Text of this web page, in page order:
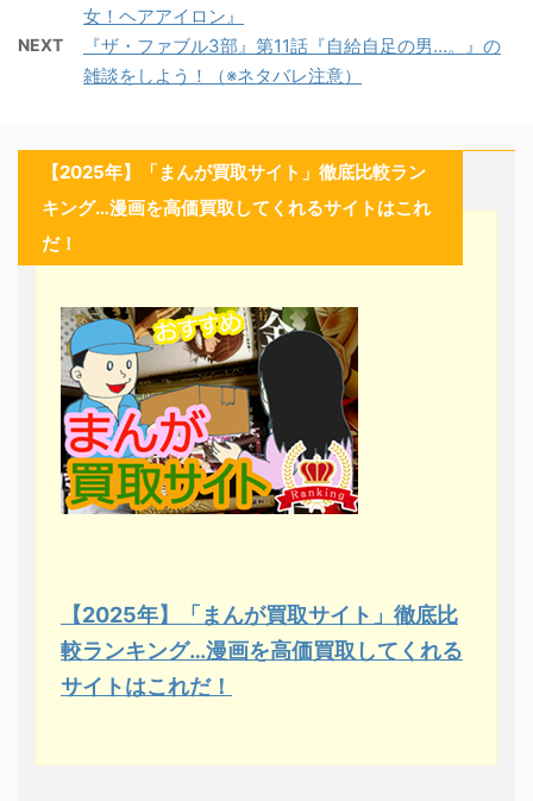
女！ヘアアイロン』
NEXT
『ザ・ファブル3部』第11話『自給自足の男…。』の
雑談をしよう！（※ネタバレ注意）
【2025年】「まんが買取サイト」徹底比較ラン
キング…漫画を高価買取してくれるサイトはこれ
だ！
【2025年】「まんが買取サイト」徹底比
較ランキング…漫画を高価買取してくれる
サイトはこれだ！